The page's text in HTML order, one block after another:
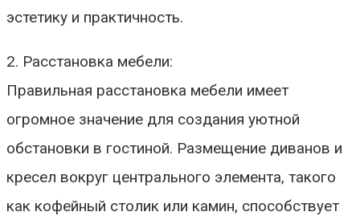
эстетику и практичность.
2. Расстановка мебели:
Правильная расстановка мебели имеет
огромное значение для создания уютной
обстановки в гостиной. Размещение диванов и
кресел вокруг центрального элемента, такого
как кофейный столик или камин, способствует